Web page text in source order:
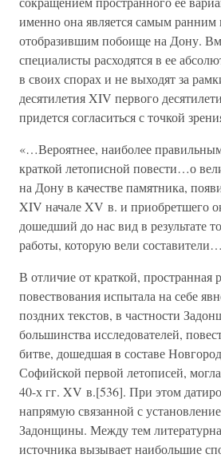
именно она является самым ранним
отобразившим побоище на Дону.
специалисты расходятся в ее
в своих спорах и не выходят за
десятилетия XIV первого
придется согласиться с точкой
«…Вероятнее, наиболее
краткой летописной повести…о
на Дону в качестве памятника,
XIV начале XV в. и приобретшего
дошедший до нас вид в результате
работы, которую вели
В отличие от краткой, пространная
повествования испытала на себе
поздних текстов, в частности
большинства исследователей,
битве, дошедшая в составе
Софийской первой летописей,
40-х гг. XV в.[536]. При этом
напрямую связанной с
Задонщины. Между тем
источника вызывает наибольшие